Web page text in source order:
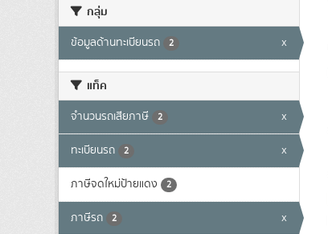
กลุ่ม
ข้อมูลด้านทะเบียนรถ 2 x
แท็ค
จำนวนรถเสียภาษี 2 x
ทะเบียนรถ 2 x
ภาษีจดใหม่ป้ายแดง 2
ภาษีรถ 2 x